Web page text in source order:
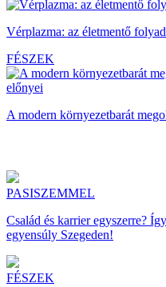
Vérplazma: az életmentő
FÉSZEK
A modern környezetbarát
PASISZEMMEL
Család és karrier egyszerre?
egyensúly Szegeden!
FÉSZEK